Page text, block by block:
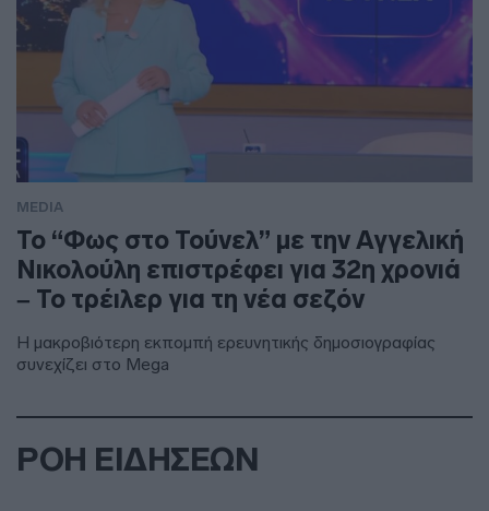
MEDIA
Το “Φως στο Τούνελ” με την Αγγελική
Νικολούλη επιστρέφει για 32η χρονιά
– Το τρέιλερ για τη νέα σεζόν
Η μακροβιότερη εκπομπή ερευνητικής δημοσιογραφίας
συνεχίζει στο Mega
ΡΟΗ ΕΙΔΗΣΕΩΝ